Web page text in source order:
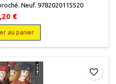
Neuf. 9782020115520
€
au panier
favorite_border